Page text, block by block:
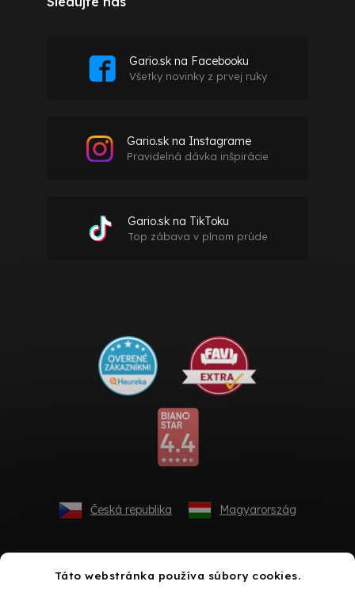
Táto webstránka používa súbory cookies.
Gario.sk na Facebooku
Všetky novinky z prvej ruky
Gario.sk na Instagrame
Pravidelná dávka inšpirácie
Gario.sk na TikToku
Top zábava v plnom prúde
Česká republika Magyarország